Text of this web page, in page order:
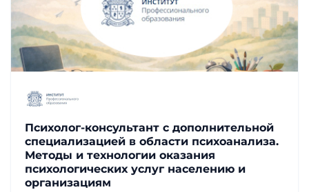
Психолог-консультант с дополнительной
специализацией в области психоанализа.
Методы и технологии оказания
психологических услуг населению и
организациям